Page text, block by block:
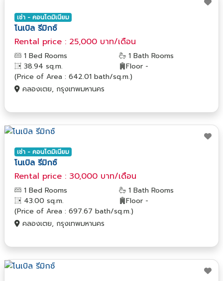
เช่า - คอนโดมิเนียม
โนเบิล รีมิกซ์
Rental price : 25,000 บาท/เดือน
1 Bed Rooms
1 Bath Rooms
38.94 sq.m.
Floor -
(Price of Area : 642.01 bath/sq.m.)
คลองเตย, กรุงเทพมหานคร
เช่า - คอนโดมิเนียม
โนเบิล รีมิกซ์
Rental price : 30,000 บาท/เดือน
1 Bed Rooms
1 Bath Rooms
43.00 sq.m.
Floor -
(Price of Area : 697.67 bath/sq.m.)
คลองเตย, กรุงเทพมหานคร